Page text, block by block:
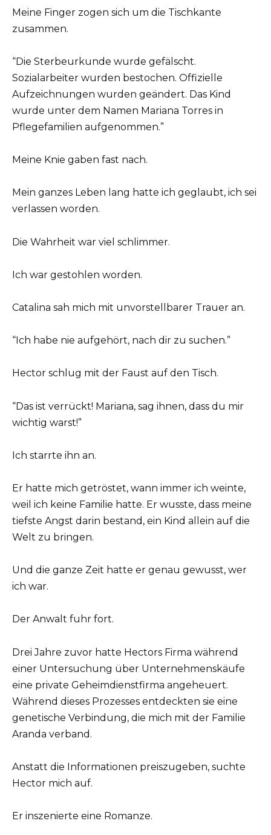
Meine Finger zogen sich um die Tischkante
zusammen.
“Die Sterbeurkunde wurde gefälscht.
Sozialarbeiter wurden bestochen. Offizielle
Aufzeichnungen wurden geändert. Das Kind
wurde unter dem Namen Mariana Torres in
Pflegefamilien aufgenommen.”
Meine Knie gaben fast nach.
Mein ganzes Leben lang hatte ich geglaubt, ich sei
verlassen worden.
Die Wahrheit war viel schlimmer.
Ich war gestohlen worden.
Catalina sah mich mit unvorstellbarer Trauer an.
“Ich habe nie aufgehört, nach dir zu suchen.”
Hector schlug mit der Faust auf den Tisch.
“Das ist verrückt! Mariana, sag ihnen, dass du mir
wichtig warst!”
Ich starrte ihn an.
Er hatte mich getröstet, wann immer ich weinte,
weil ich keine Familie hatte. Er wusste, dass meine
tiefste Angst darin bestand, ein Kind allein auf die
Welt zu bringen.
Und die ganze Zeit hatte er genau gewusst, wer
ich war.
Der Anwalt fuhr fort.
Drei Jahre zuvor hatte Hectors Firma während
einer Untersuchung über Unternehmenskäufe
eine private Geheimdienstfirma angeheuert.
Während dieses Prozesses entdeckten sie eine
genetische Verbindung, die mich mit der Familie
Aranda verband.
Anstatt die Informationen preiszugeben, suchte
Hector mich auf.
Er inszenierte eine Romanze.